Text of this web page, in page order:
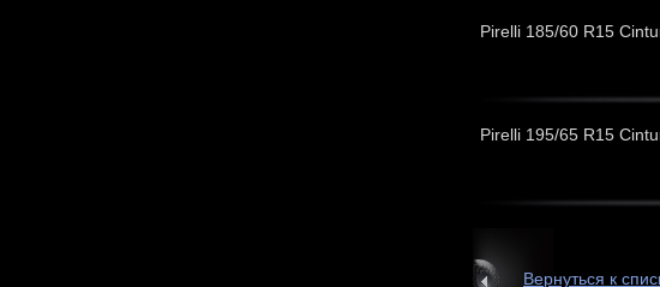
Pirelli 185/60 R15
Pirelli 195/65 R15
Вернуться к